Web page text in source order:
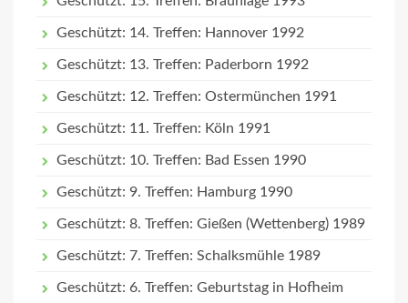
Geschützt: 14. Treffen: Hannover 1992
Geschützt: 13. Treffen: Paderborn 1992
Geschützt: 12. Treffen: Ostermünchen 1991
Geschützt: 11. Treffen: Köln 1991
Geschützt: 10. Treffen: Bad Essen 1990
Geschützt: 9. Treffen: Hamburg 1990
Geschützt: 8. Treffen: Gießen (Wettenberg) 1989
Geschützt: 7. Treffen: Schalksmühle 1989
Geschützt: 6. Treffen: Geburtstag in Hofheim